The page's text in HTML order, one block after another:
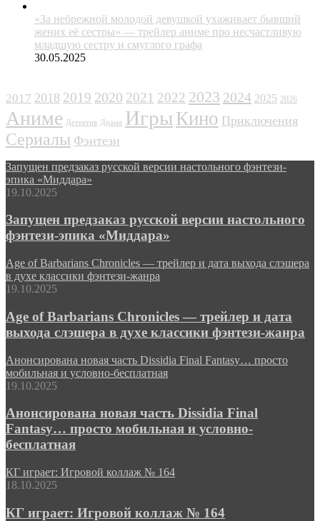
«За небрежной молодой девушкой ухаживает бывший
жених её сестры» — трейлер аниме про несчастливую
младшую сестру и смуглого графа
30.05.2025
2017 2018 2019 2020 2021 2022 2023 2024 2025 2026
Аниме Детектив Драма ИгрыКино Приключения
Сериалы Фэнтези
Запущен предзаказ русской версии настольного фэнтези-
эпика «Миддара»
19.10.2025
Запущен предзаказ русской версии настольного
фэнтези-эпика «Миддара»
Age of Barbarians Chronicles — трейлер и дата выхода слэшера
в духе классики фэнтези-жанра
19.10.2025
Age of Barbarians Chronicles — трейлер и дата
выхода слэшера в духе классики фэнтези-жанра
Анонсирована новая часть Dissidia Final Fantasy… просто
мобильная и условно-бесплатная
19.10.2025
Анонсирована новая часть Dissidia Final
Fantasy… просто мобильная и условно-
бесплатная
КГ играет: Игровой коллаж № 164
18.10.2025
КГ играет: Игровой коллаж № 164